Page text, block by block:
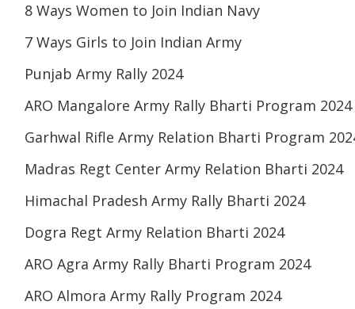
8 Ways Women to Join Indian Navy
7 Ways Girls to Join Indian Army
Punjab Army Rally 2024
ARO Mangalore Army Rally Bharti Program 2024
Garhwal Rifle Army Relation Bharti Program
Madras Regt Center Army Relation Bharti 2024
Himachal Pradesh Army Rally Bharti 2024
Dogra Regt Army Relation Bharti 2024
ARO Agra Army Rally Bharti Program 2024
ARO Almora Army Rally Program 2024